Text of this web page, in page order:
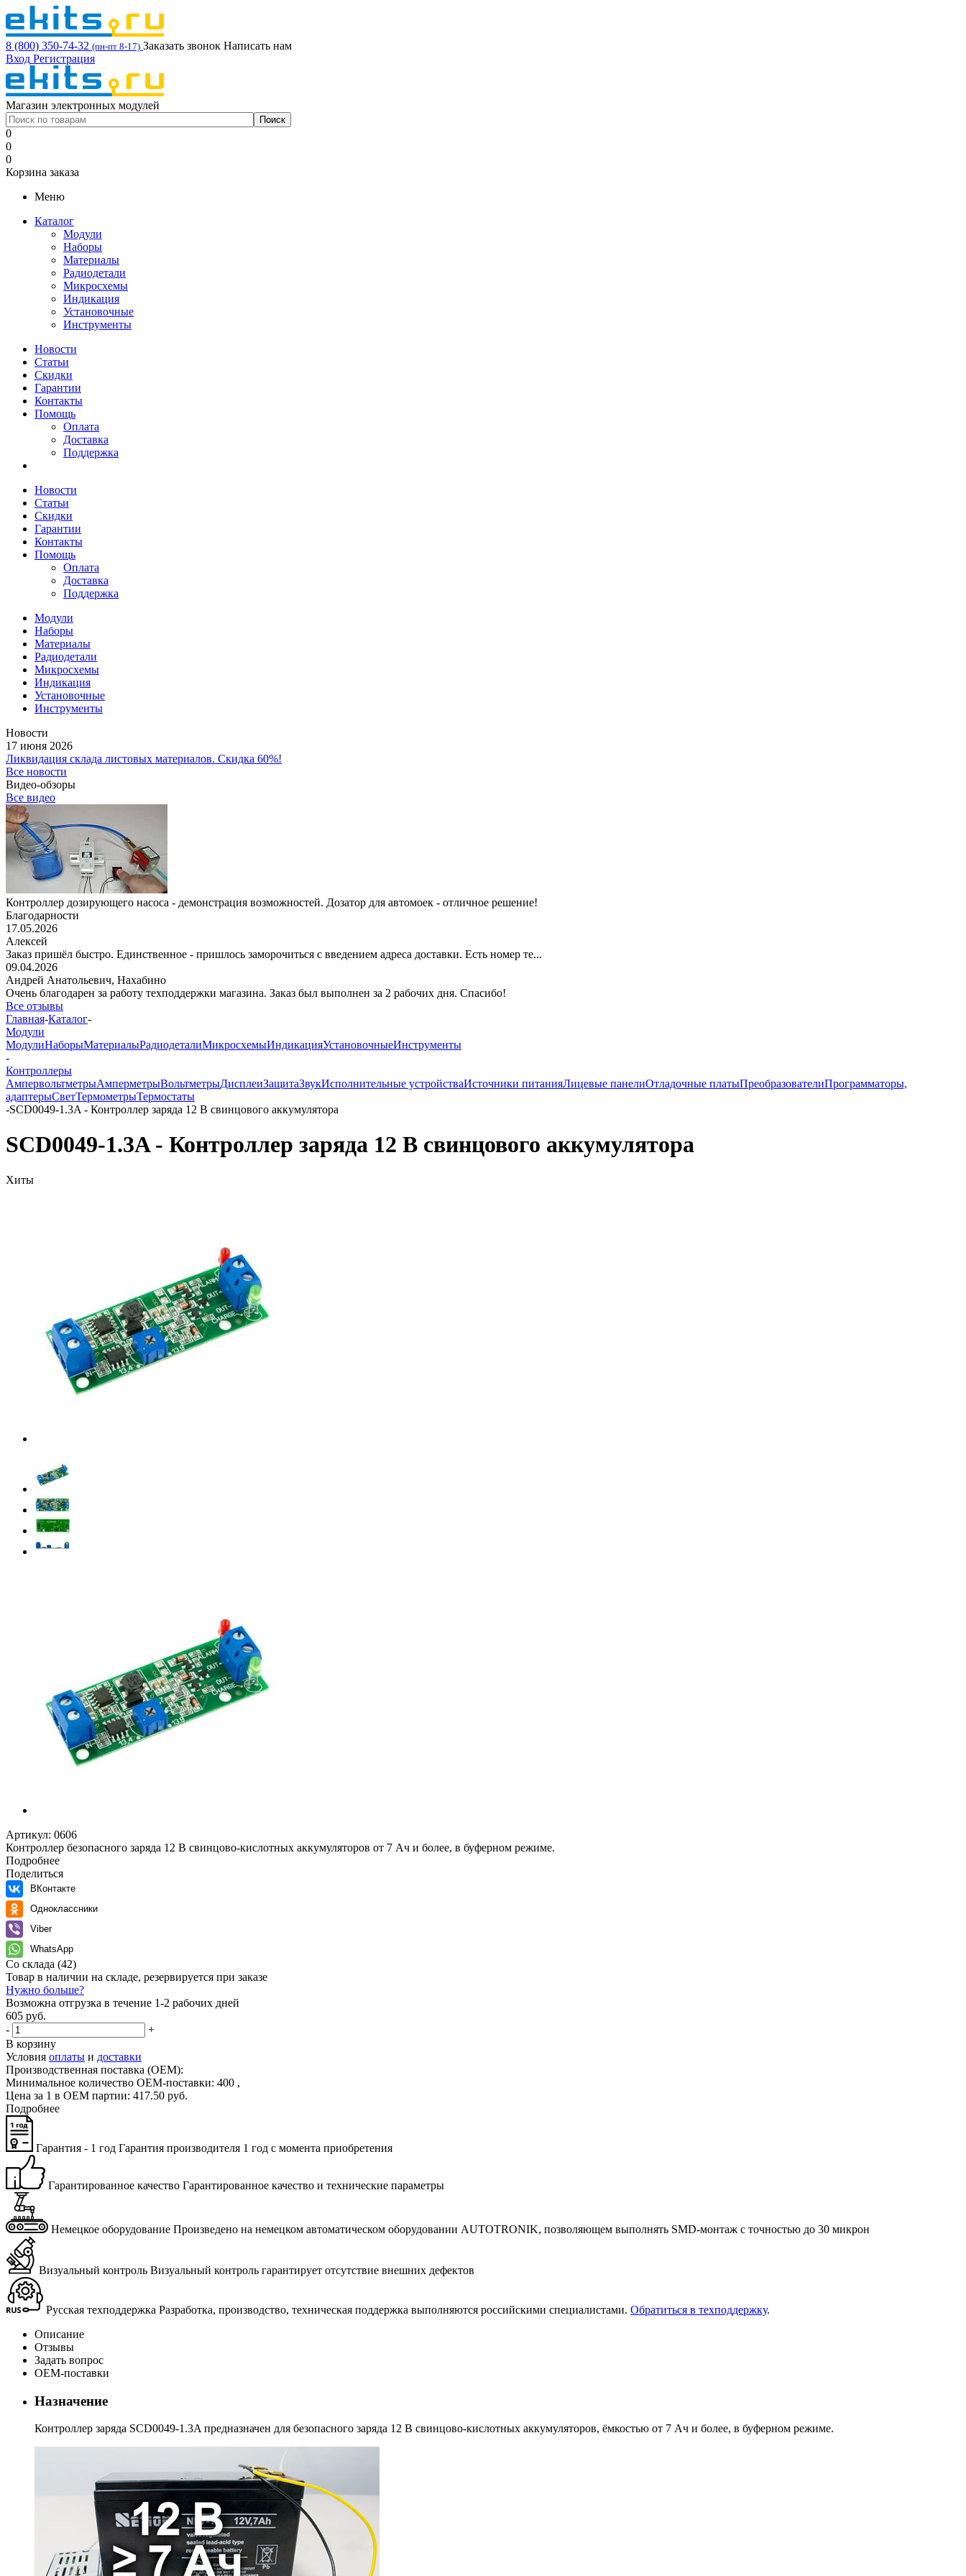
8 (800) 350-74-32 (пн-пт 8-17) Заказать звонок Написать нам
Вход Регистрация
Магазин электронных модулей
0
0
0
Корзина заказа
Меню
Каталог
Модули
Наборы
Материалы
Радиодетали
Микросхемы
Индикация
Установочные
Инструменты
Новости
Статьи
Скидки
Гарантии
Контакты
Помощь
Оплата
Доставка
Поддержка
Новости
Статьи
Скидки
Гарантии
Контакты
Помощь
Оплата
Доставка
Поддержка
Модули
Наборы
Материалы
Радиодетали
Микросхемы
Индикация
Установочные
Инструменты
Новости
17 июня 2026
Ликвидация склада листовых материалов. Скидка 60%!
Все новости
Видео-обзоры
Все видео
Контроллер дозирующего насоса - демонстрация возможностей. Дозатор для автомоек - отличное решение!
Благодарности
17.05.2026
Алексей
Заказ пришёл быстро. Единственное - пришлось заморочиться с введением адреса доставки. Есть номер те...
09.04.2026
Андрей Анатольевич, Нахабино
Очень благодарен за работу техподдержки магазина. Заказ был выполнен за 2 рабочих дня. Спасибо!
Все отзывы
Главная-Каталог-
Модули
МодулиНаборыМатериалыРадиодеталиМикросхемыИндикацияУстановочныеИнструменты
-
Контроллеры
АмпервольтметрыАмперметрыВольтметрыДисплеиЗащитаЗвукИсполнительные устройстваИсточники питанияЛицевые панелиОтладочные платыПреобразователиПрограмматоры,
адаптерыСветТермометрыТермостаты
-SCD0049-1.3A - Контроллер заряда 12 В свинцового аккумулятора
SCD0049-1.3A - Контроллер заряда 12 В свинцового аккумулятора
Хиты
Артикул: 0606
Контроллер безопасного заряда 12 В свинцово-кислотных аккумуляторов от 7 Aч и более, в буферном режиме.
Подробнее
Поделиться
ВКонтакте
Одноклассники
Viber
WhatsApp
Со склада (42)
Товар в наличии на складе, резервируется при заказе
Нужно больше?
Возможна отгрузка в течение 1-2 рабочих дней
605 руб.
-
+
В корзину
Условия оплаты и доставки
Производственная поставка (OEM):
Минимальное количество OEM-поставки: 400 ,
Цена за 1 в OEM партии: 417.50 руб.
Подробнее
Гарантия - 1 год Га­ран­тия про­из­во­ди­те­ля 1 год с мо­мен­та при­об­ре­те­ния
Гарантированное качество Га­ран­ти­ро­ван­ное ка­че­ство и тех­ни­че­ские па­ра­мет­ры
Немецкое оборудование Про­из­ве­де­но на немец­ком ав­то­ма­ти­че­ском обо­ру­до­ва­нии AUTOTRONIK, поз­во­ля­ю­щем вы­пол­нять SMD-мон­таж с точ­но­стью до 30 мик­рон
Визуальный контроль Ви­зу­аль­ный кон­троль га­ран­ти­ру­ет от­сут­ствие внеш­них де­фек­тов
Русская техподдержка Раз­ра­бот­ка, про­из­вод­ство, тех­ни­че­ская под­держ­ка вы­пол­ня­ют­ся рос­сий­ски­ми спе­ци­а­ли­ста­ми. Об­ра­тить­ся в тех­под­держ­ку.
Описание
Отзывы
Задать вопрос
ОЕМ-поставки
Назначение
Контроллер заряда SCD0049-1.3A предназначен для безопасного заряда 12 В свинцово-кислотных аккумуляторов, ёмкостью от 7 Aч и более, в буферном режиме.